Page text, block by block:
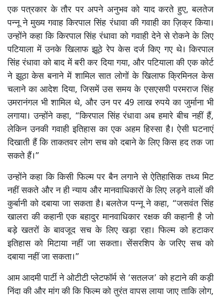
एक पत्रकार के तौर पर अपने अनुभव को याद करते हुए, बलतेज
पन्नू ने मुख्य गवाह किरपाल सिंह रंधावा की गवाही का ज़िक्र किया।
उन्होंने कहा कि किरपाल सिंह रंधावा को गवाही देने से रोकने के लिए
पटियाला में उनके खिलाफ झूठे रेप केस दर्ज किए गए थे। किरपाल
सिंह रंधावा को बाद में बरी कर दिया गया, और पटियाला की एक कोर्ट
ने झूठा केस बनाने में शामिल सात लोगों के खिलाफ क्रिमिनल केस
चलाने का आदेश दिया, जिसमें उस समय के एसएसपी परमराज सिंह
उमरानंगल भी शामिल थे, और उन पर 49 लाख रुपये का जुर्माना भी
लगाया। उन्होंने कहा, “किरपाल सिंह रंधावा अब हमारे बीच नहीं हैं,
लेकिन उनकी गवाही इतिहास का एक अहम हिस्सा है। ऐसी घटनाएं
दिखाती हैं कि ताकतवर लोग सच को दबाने के लिए किस हद तक जा
सकते हैं।”
उन्होंने कहा कि किसी फिल्म पर बैन लगाने से ऐतिहासिक तथ्य मिट
नहीं सकते और न ही न्याय और मानवाधिकारों के लिए लड़ने वालों की
कुर्बानी को दबाया जा सकता है। बलतेज पन्नू ने कहा, “जसवंत सिंह
खालरा की कहानी एक बहादुर मानवाधिकार रक्षक की कहानी है जो
बड़े खतरों के बावजूद सच के लिए खड़ा रहा। फिल्म को हटाकर
इतिहास को मिटाया नहीं जा सकता। सेंसरशिप के जरिए सच को
दबाया नहीं जा सकता।”
आम आदमी पार्टी ने ओटीटी प्लेटफॉर्म से ‘सतलज’ को हटाने की कड़ी
निंदा की और मांग की कि फिल्म को तुरंत वापस लाया जाए ताकि लोग,